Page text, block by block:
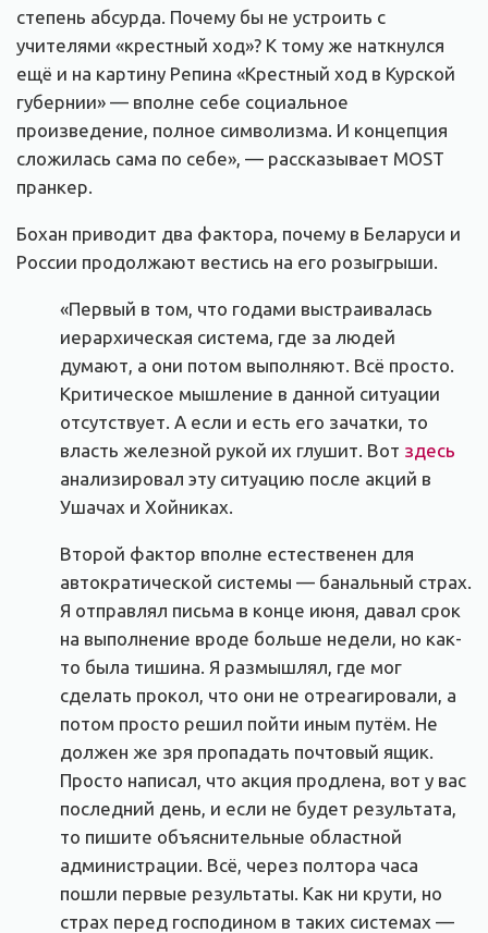
степень абсурда. Почему бы не устроить с
учителями «крестный ход»? К тому же наткнулся
ещё и на картину Репина «Крестный ход в Курской
губернии» — вполне себе социальное
произведение, полное символизма. И концепция
сложилась сама по себе», — рассказывает MOST
пранкер.
Бохан приводит два фактора, почему в Беларуси и
России продолжают вестись на его розыгрыши.
«Первый в том, что годами выстраивалась
иерархическая система, где за людей
думают, а они потом выполняют. Всё просто.
Критическое мышление в данной ситуации
отсутствует. А если и есть его зачатки, то
власть железной рукой их глушит. Вот здесь
анализировал эту ситуацию после акций в
Ушачах и Хойниках.
Второй фактор вполне естественен для
автократической системы — банальный страх.
Я отправлял письма в конце июня, давал срок
на выполнение вроде больше недели, но как-
то была тишина. Я размышлял, где мог
сделать прокол, что они не отреагировали, а
потом просто решил пойти иным путём. Не
должен же зря пропадать почтовый ящик.
Просто написал, что акция продлена, вот у вас
последний день, и если не будет результата,
то пишите объяснительные областной
администрации. Всё, через полтора часа
пошли первые результаты. Как ни крути, но
страх перед господином в таких системах —